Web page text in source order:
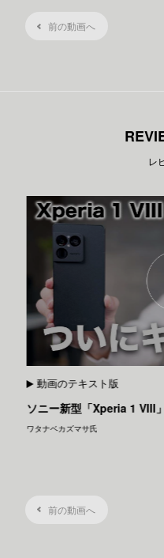
前の動画へ
レ
動画のテキスト版
ソニー新型「Xperia 1 VIII
ワタナベカズマサ氏
前の動画へ